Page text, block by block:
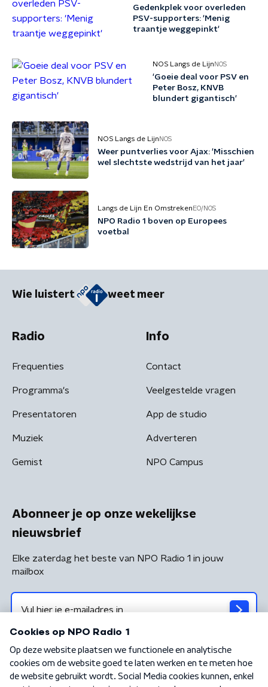
Gedenkplek voor overleden
PSV-supporters: 'Menig
traantje weggepinkt'
NOS Langs de Lijn NOS
'Goeie deal voor PSV en
Peter Bosz, KNVB
blundert gigantisch'
NOS Langs de Lijn NOS
Weer puntverlies voor Ajax: 'Misschien
wel slechtste wedstrijd van het jaar'
Langs de Lijn En Omstreken EO/NOS
NPO Radio 1 boven op Europees
voetbal
Wie luistert weet meer
Radio
Frequenties
Programma's
Presentatoren
Muziek
Gemist
Info
Contact
Veelgestelde vragen
App de studio
Adverteren
NPO Campus
Abonneer je op onze wekelijkse
nieuwsbrief
Elke zaterdag het beste van NPO Radio 1 in jouw
mailbox
Algemene voorwaarden